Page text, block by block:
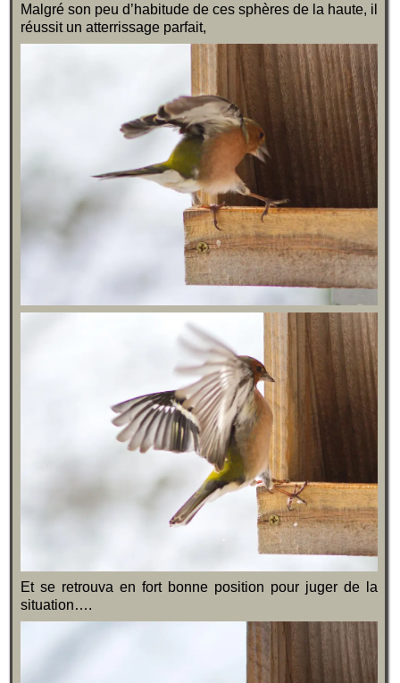
Malgré son peu d’habitude de ces sphères de la haute, il
réussit un atterrissage parfait,
Et se retrouva en fort bonne position pour juger de la
situation….